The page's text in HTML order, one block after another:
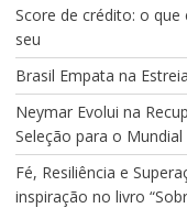
Score de crédito: o
seu
Brasil Empata na
Neymar Evolui na
Seleção para o Mundial
Fé, Resiliência e
inspiração no livro